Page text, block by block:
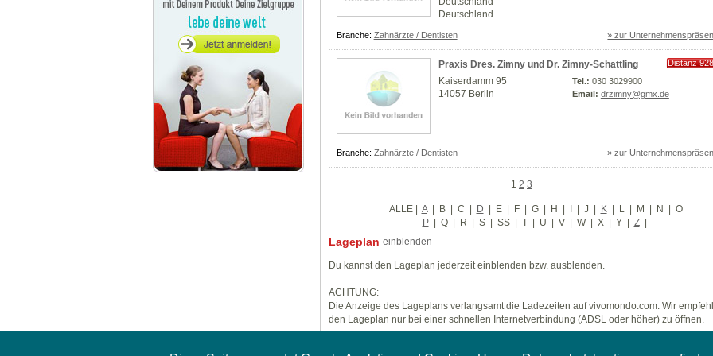
Deutschland
Branche: Zahnärzte / Dentisten » zur
Praxis Dres. Zimny und Dr. Zimny-Schattling
Distanz
Kaiserdamm 95
14057 Berlin
Tel.: 030 3029900
Email: drzimny@gmx.de
Branche: Zahnärzte / Dentisten » zur
1 2 3
ALLE| A | B | C | D | E | F | G | H | I | J | K | L | M | N | O
P | Q | R | S | SS | T | U | V | W | X | Y | Z |
Lageplan einblenden
Du kannst den Lageplan jederzeit einblenden bzw. ausblenden.
ACHTUNG:
Die Anzeige des Lageplans verlangsamt die Ladezeiten auf vivomondo.com. Wir
den Lageplan nur bei einer schnellen Internetverbindung (ADSL oder höher) zu öffnen.